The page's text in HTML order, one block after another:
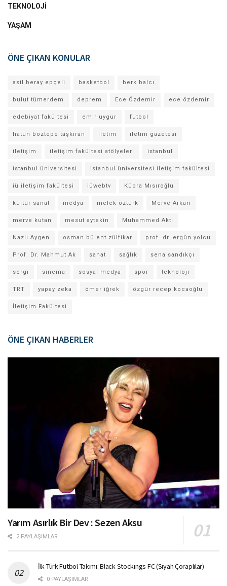
TEKNOLOJI
YAŞAM
ÖNE ÇIKAN KONULAR
asil beray epçeli basketbol berk balcı
bulut tümerdem deprem Ece Özdemir ece özdemir
edebiyat fakültesi emir uygur futbol
hatun boztepe taşkıran iletim iletim gazetesi
iletişim iletişim fakültesi atölyeleri istanbul
istanbul üniversitesi istanbul üniversitesi iletişim fakültesi
iü iletişim fakültesi iüwebtv Kübra Mısıroğlu
kültür sanat medya melek öztürk Merve Arkan
merve kutan mesut aytekin Muhammed Aktı
Nazlı Aygen osman bülent zülfikar prof. dr. ergün yolcu
Prof. Dr. Mahmut Ak sanat sağlık sena sandıkçı
sergi sinema sosyal medya spor teknoloji
TRT yapay zeka ömer iğrek özgür recep kocaoğlu
İletişim Fakültesi
ÖNE ÇIKAN HABERLER
Yarım Asırlık Bir Dev : Sezen Aksu
2 PAYLAŞIMLAR
İlk Türk Futbol Takımı: Black Stockings FC (Siyah Çoraplılar)
0 PAYLAŞIMLAR